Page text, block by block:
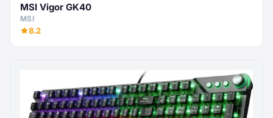
MSI Vigor GK40
MSI
8.2